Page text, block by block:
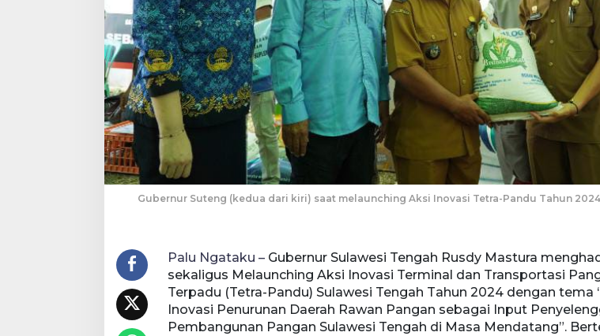
Gubernur Suteng (kedua dari kiri) saat melaunching Aksi Inovasi Tetra-Pandu Tahun
Palu Ngataku – Gubernur Sulawesi Tengah Rusdy Mastura
sekaligus Melaunching Aksi Inovasi Terminal dan Transportasi
Terpadu (Tetra-Pandu) Sulawesi Tengah Tahun 2024 dengan tema
Inovasi Penurunan Daerah Rawan Pangan sebagai Input
Pembangunan Pangan Sulawesi Tengah di Masa Mendatang”.